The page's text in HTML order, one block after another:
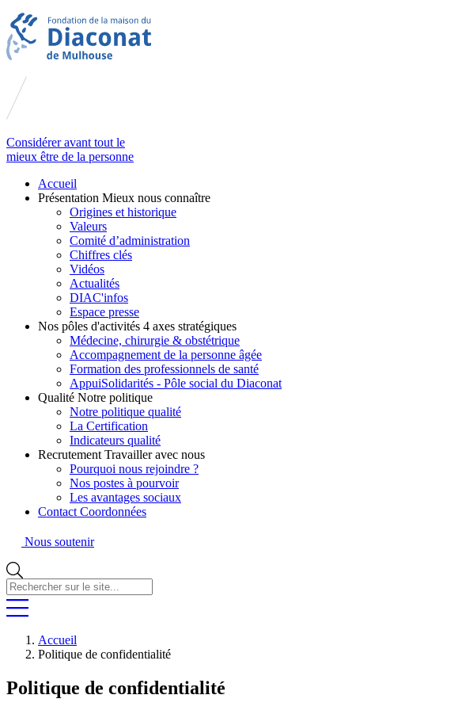
Considérer avant tout le
mieux être de la personne
Accueil
Présentation Mieux nous connaître
Origines et historique
Valeurs
Comité d’administration
Chiffres clés
Vidéos
Actualités
DIAC'infos
Espace presse
Nos pôles d'activités 4 axes stratégiques
Médecine, chirurgie & obstétrique
Accompagnement de la personne âgée
Formation des professionnels de santé
AppuiSolidarités - Pôle social du Diaconat
Qualité Notre politique
Notre politique qualité
La Certification
Indicateurs qualité
Recrutement Travailler avec nous
Pourquoi nous rejoindre ?
Nos postes à pourvoir
Les avantages sociaux
Contact Coordonnées
Nous soutenir
Rechercher
sur
le
Accueil
Politique de confidentialité
Politique de confidentialité